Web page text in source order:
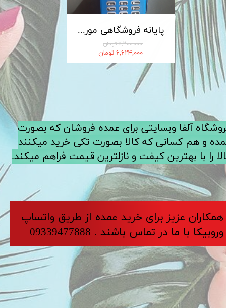
پایانه فروشگاهی مورفان MoreFun مدل H9
۷,۲۰۰,۰۰۰ تومان
۶,۶۲۴,۰۰۰ تومان
کابل شارژ MICRO-USB اندروید LDNIO الدینیو مدل XS-07 متراژ 1 متر
آلفا وبسایتی برای عمده فروشان که بصورت
و هم کسانی که کالا بصورت تکی خرید میکنند
را با بهترین کیفت و نازلترین قیمت فراهم میکند.
​​​همکاران عزیز برای خرید عمده از طریق واتساپ
وروبیکا با ما در تماس باشند . 09339477888